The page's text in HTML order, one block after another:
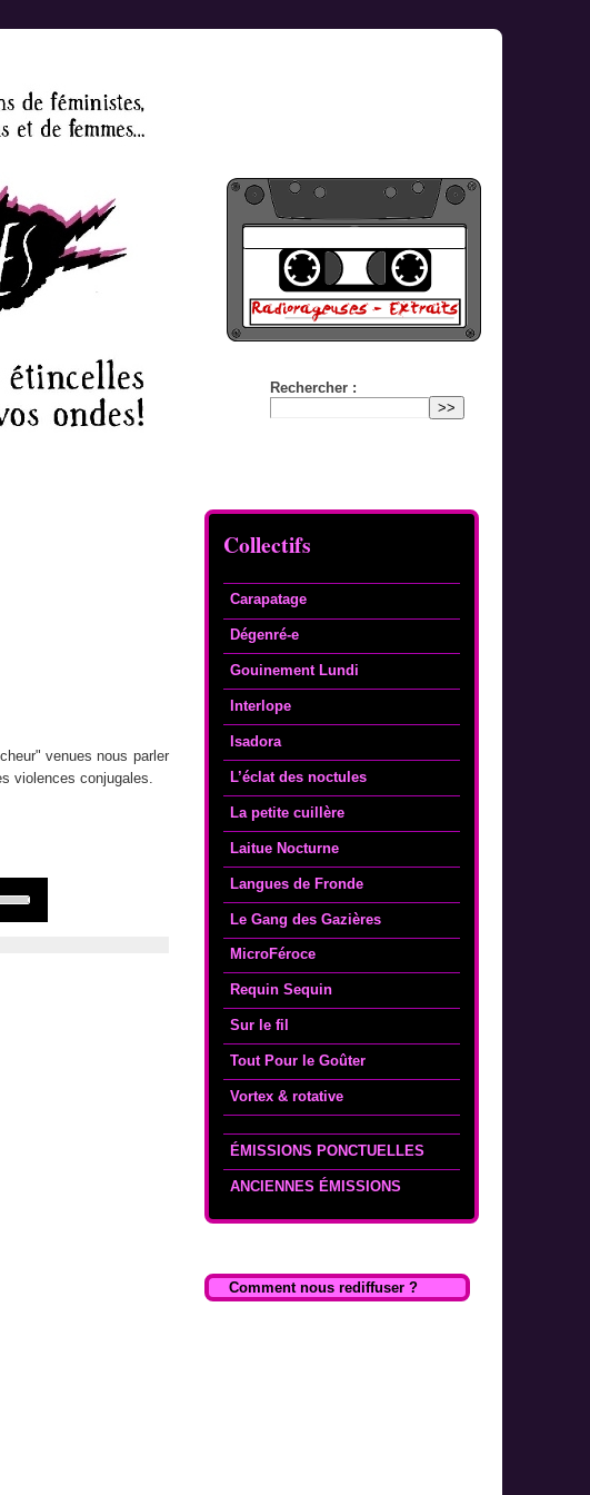
Rechercher :
Collectifs
Carapatage
Dégenré-e
Gouinement Lundi
Interlope
Isadora
L’éclat des noctules
La petite cuillère
Laitue Nocturne
Langues de Fronde
Le Gang des Gazières
MicroFéroce
Requin Sequin
Sur le fil
Tout Pour le Goûter
Vortex & rotative
ÉMISSIONS PONCTUELLES
ANCIENNES ÉMISSIONS
Comment nous rediffuser ?
venues nous parler
violences conjugales.